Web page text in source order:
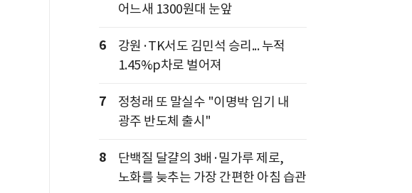
어느새 1300원대 눈앞
6
강원·TK서도 김민석 승리... 누적
1.45%p차로 벌어져
7
정청래 또 말실수 "이명박 임기 내
광주 반도체 출시"
8
단백질 달걀의 3배·밀가루 제로,
노화를 늦추는 가장 간편한 아침 습관